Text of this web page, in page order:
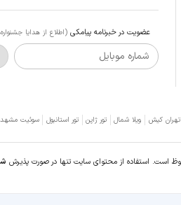
عضویت در خبرنامه پیامکی (اطلاع از هدایا
شماره موبایل
تهران کیش ویلا شمال تور ژاپن تور استانبول سوئیت مشهد
است. استفاده از محتوای سایت تنها در صورت پذیرش